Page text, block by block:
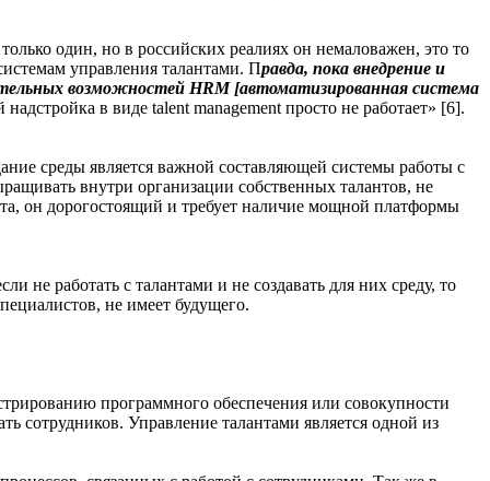
один, но в российских реалиях он немаловажен, это то
управления талантами. Правда, пока внедрение и
возможностей HRM [автоматизированная система
в виде talent management просто не работает» [6].
среды является важной составляющей системы работы с
внутри организации собственных талантов, не
он дорогостоящий и требует наличие мощной платформы
работать с талантами и не создавать для них среду, то
не имеет будущего.
программного обеспечения или совокупности
сотрудников. Управление талантами является одной из